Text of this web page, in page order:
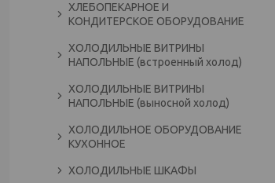
ХЛЕБОПЕКАРНОЕ И
КОНДИТЕРСКОЕ ОБОРУДОВАНИЕ
ХОЛОДИЛЬНЫЕ ВИТРИНЫ
НАПОЛЬНЫЕ (встроенный холод)
ХОЛОДИЛЬНЫЕ ВИТРИНЫ
НАПОЛЬНЫЕ (выносной холод)
ХОЛОДИЛЬНОЕ ОБОРУДОВАНИЕ
КУХОННОЕ
ХОЛОДИЛЬНЫЕ ШКАФЫ